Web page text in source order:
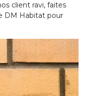
client ravi, faites
DM Habitat pour